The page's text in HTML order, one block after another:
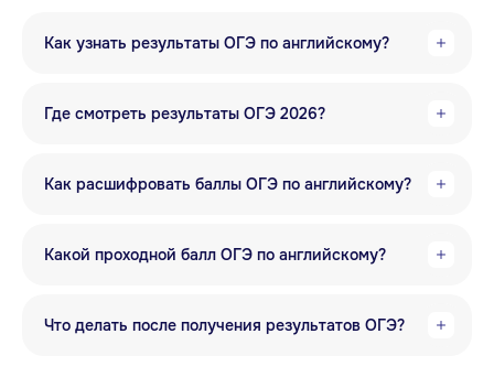
Как узнать результаты ОГЭ по английскому?
Где смотреть результаты ОГЭ 2026?
Как расшифровать баллы ОГЭ по английскому?
Какой проходной балл ОГЭ по английскому?
Что делать после получения результатов ОГЭ?
ANECOLE 2026 © Все права защищены